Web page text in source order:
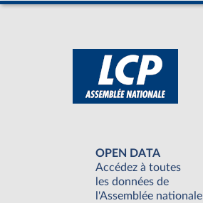
OPEN DATA
Accédez à toutes
les données de
l'Assemblée nationale